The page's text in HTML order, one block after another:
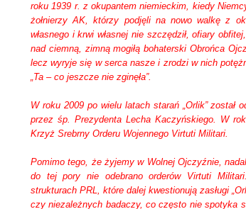
roku 1939 r. z okupantem niemieckim, kiedy
żołnierzy AK, którzy podjęli na nowo walkę z
własnego i krwi własnej nie szczędził, ofiary
nad ciemną, zimną mogiłą bohaterski Obrońca
lecz wyryje się w serca nasze i zrodzi w nich
„Ta – co jeszcze nie zginęła”.
W roku 2009 po wielu latach starań „Orlik”
przez śp. Prezydenta Lecha Kaczyńskiego. W
Krzyż Srebrny Orderu Wojennego Virtuti Militari.
Pomimo tego, że żyjemy w Wolnej Ojczyźnie,
do tej pory nie odebrano orderów Virtuti
strukturach PRL, które dalej kwestionują zasługi
czy niezależnych badaczy, co często nie spotyka